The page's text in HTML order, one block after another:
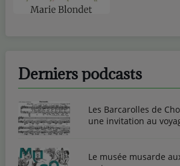
Derniers podcasts
Les Barcarolles de
une invitation au
Le musée musarde